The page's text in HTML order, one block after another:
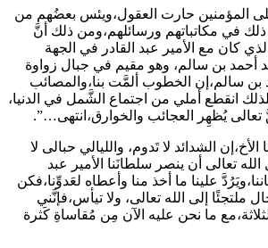
المؤمنين حارت العقول،ويئس بعضُهم من
ذلك في مكاتباتهم ورسائلهم،ومن ذلك أنَّ
كان مع الأمير عبد القادر في الجهة
أحمد بن سالم، وهو مقيم في جبال زواوة
بن سالم،إن الخطوب ألمَّت بنا،والمصائب
انقطع أملي من اجتماع الشَّمل في الدنيا،
تعالى يُظهِر العجائب والخوارق،انتهى…”.
الشدائد لا تَدوم، والليالي حبالى لا
تعالى أن ينصر سلطانَنا الأمير عبد
علينا ما أخذ منا وأعطاه لعَدوِّنا،فكن
ملتجئًا إلى الله تعالى، ولا تيأس،فإنَّني
ما نحن عليه الآن مِن مُقاساةِ كَثرة